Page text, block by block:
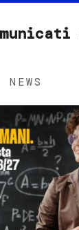
NEWS